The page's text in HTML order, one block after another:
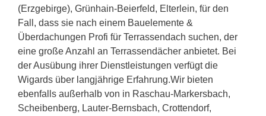
(Erzgebirge), Grünhain-Beierfeld, Elterlein, für den
Fall, dass sie nach einem Bauelemente &
Überdachungen Profi für Terrassendach suchen, der
eine große Anzahl an Terrassendächer anbietet. Bei
der Ausübung ihrer Dienstleistungen verfügt die
Wigards über langjährige Erfahrung.Wir bieten
ebenfalls außerhalb von in Raschau-Markersbach,
Scheibenberg, Lauter-Bernsbach, Crottendorf,